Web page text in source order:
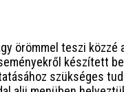
örömmel teszi közzé
készített
szükséges